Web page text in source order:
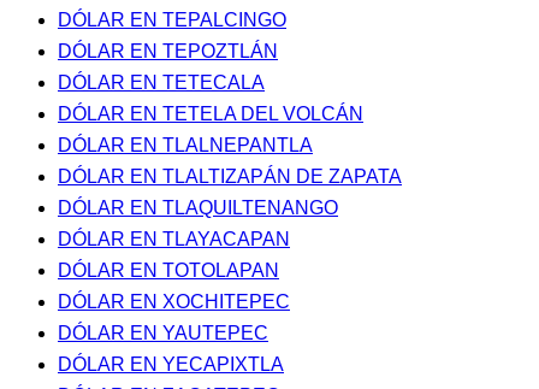
DÓLAR EN TEPALCINGO
DÓLAR EN TEPOZTLÁN
DÓLAR EN TETECALA
DÓLAR EN TETELA DEL VOLCÁN
DÓLAR EN TLALNEPANTLA
DÓLAR EN TLALTIZAPÁN DE ZAPATA
DÓLAR EN TLAQUILTENANGO
DÓLAR EN TLAYACAPAN
DÓLAR EN TOTOLAPAN
DÓLAR EN XOCHITEPEC
DÓLAR EN YAUTEPEC
DÓLAR EN YECAPIXTLA